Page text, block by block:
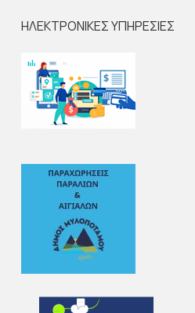
ΗΛΕΚΤΡΟΝΙΚΕΣ ΥΠΗΡΕΣΙΕΣ